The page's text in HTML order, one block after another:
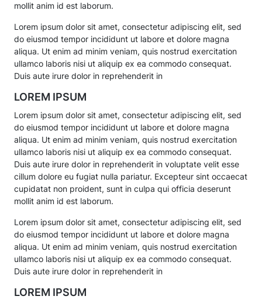
mollit anim id est laborum.
Lorem ipsum dolor sit amet, consectetur adipiscing elit, sed
do eiusmod tempor incididunt ut labore et dolore magna
aliqua. Ut enim ad minim veniam, quis nostrud exercitation
ullamco laboris nisi ut aliquip ex ea commodo consequat.
Duis aute irure dolor in reprehenderit in
LOREM IPSUM
Lorem ipsum dolor sit amet, consectetur adipiscing elit, sed
do eiusmod tempor incididunt ut labore et dolore magna
aliqua. Ut enim ad minim veniam, quis nostrud exercitation
ullamco laboris nisi ut aliquip ex ea commodo consequat.
Duis aute irure dolor in reprehenderit in voluptate velit esse
cillum dolore eu fugiat nulla pariatur. Excepteur sint occaecat
cupidatat non proident, sunt in culpa qui officia deserunt
mollit anim id est laborum.
Lorem ipsum dolor sit amet, consectetur adipiscing elit, sed
do eiusmod tempor incididunt ut labore et dolore magna
aliqua. Ut enim ad minim veniam, quis nostrud exercitation
ullamco laboris nisi ut aliquip ex ea commodo consequat.
Duis aute irure dolor in reprehenderit in
LOREM IPSUM